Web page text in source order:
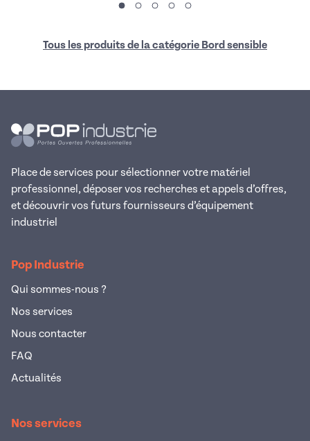
Tous les produits de la catégorie Bord sensible
Place de services pour sélectionner votre matériel
professionnel, déposer vos recherches et appels d’offres,
et découvrir vos futurs fournisseurs d’équipement
industriel
Pop Industrie
Qui sommes-nous ?
Nos services
Nous contacter
FAQ
Actualités
Nos services